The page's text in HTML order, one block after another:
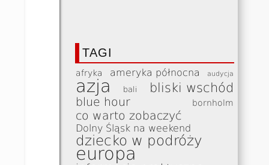
TAGI
afryka ameryka północna audycja
azja bali bliski wschód
blue hour bornholm
co warto zobaczyć
Dolny Śląsk na weekend
dziecko w podróży
europa